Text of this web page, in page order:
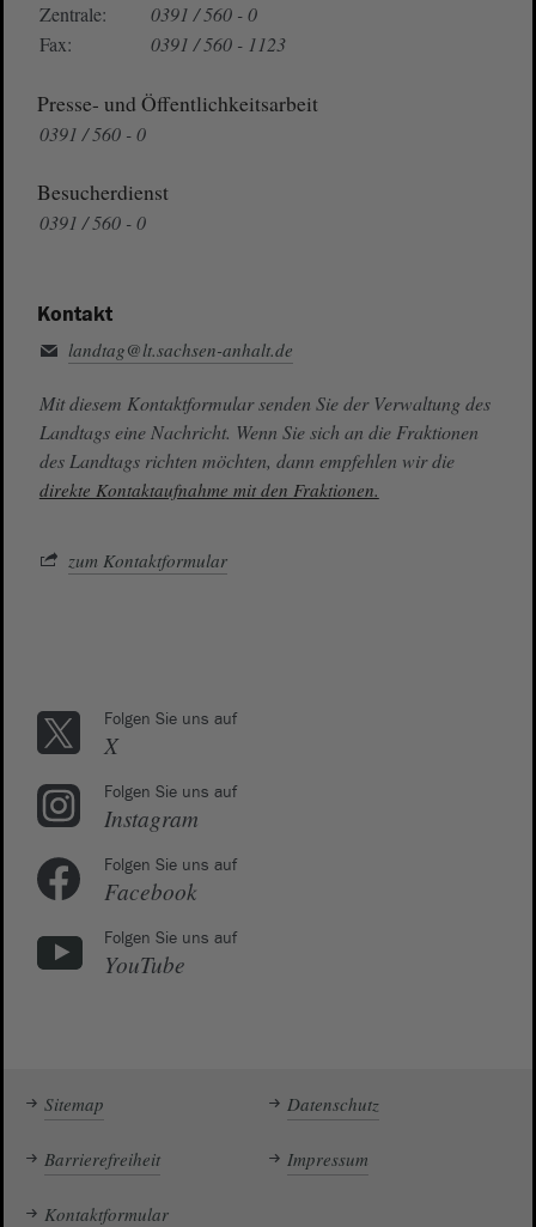
Zentrale:
0391 / 560 - 0
Fax:
0391 / 560 - 1123
Presse- und Öffentlichkeitsarbeit
0391 / 560 - 0
Besucherdienst
0391 / 560 - 0
Kontakt
landtag@lt.sachsen-anhalt.de
Mit diesem Kontaktformular senden Sie der Verwaltung des
Landtags eine Nachricht. Wenn Sie sich an die Fraktionen
des Landtags richten möchten, dann empfehlen wir die
direkte Kontaktaufnahme mit den Fraktionen.
zum Kontaktformular
Folgen Sie uns auf
X
Folgen Sie uns auf
Instagram
Folgen Sie uns auf
Facebook
Folgen Sie uns auf
YouTube
Sitemap Datenschutz
Barrierefreiheit Impressum
Kontaktformular